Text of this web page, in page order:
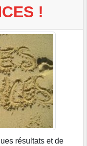
!
résultats et de